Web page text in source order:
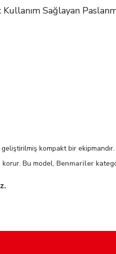
Sağlayan
kompakt bir
korur. Bu model, Benmariler